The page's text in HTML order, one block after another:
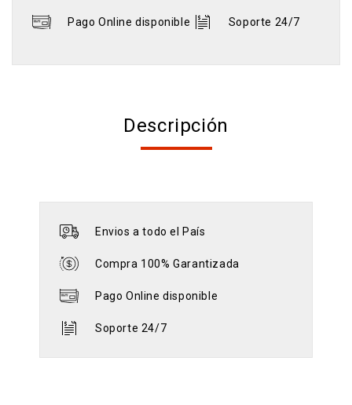
Pago Online disponible Soporte 24/7
Descripción
Envios a todo el País
Compra 100% Garantizada
Pago Online disponible
Soporte 24/7